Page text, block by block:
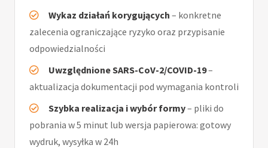
Wykaz działań korygujących – konkretne
zalecenia ograniczające ryzyko oraz przypisanie
odpowiedzialności
Uwzględnione SARS-CoV-2/COVID-19–
aktualizacja dokumentacji pod wymagania kontroli
Szybka realizacja i wybór formy– pliki do
pobrania w 5 minut lub wersja papierowa: gotowy
wydruk, wysyłka w 24h